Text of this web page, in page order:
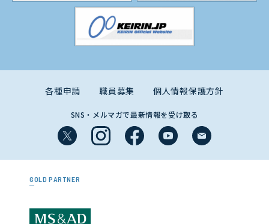
各種申請 職員募集 個人情報保護方針
SNS・メルマガで最新情報を受け取る
GOLD PARTNER